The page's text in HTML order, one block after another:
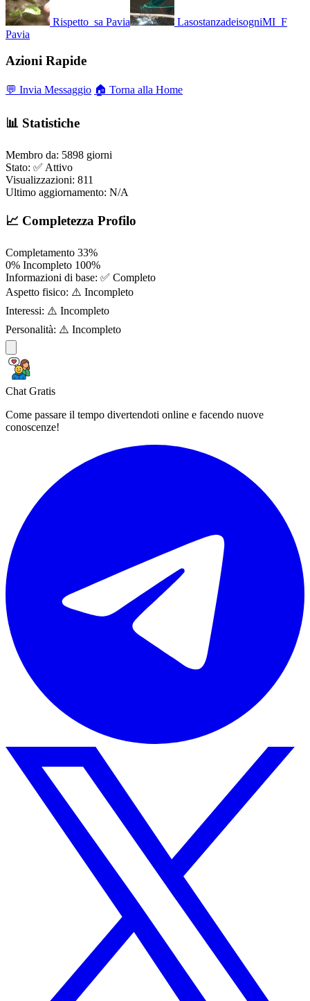
Rispetto_sa Pavia
LasostanzadeisogniMI_F
Pavia
Azioni Rapide
💬 Invia Messaggio 🏠 Torna alla Home
📊 Statistiche
Membro da: 5898 giorni
Stato: ✅ Attivo
Visualizzazioni: 811
Ultimo aggiornamento: N/A
📈 Completezza Profilo
Completamento 33%
0% Incompleto 100%
Informazioni di base: ✅ Completo
Aspetto fisico: ⚠️ Incompleto
Interessi: ⚠️ Incompleto
Personalità: ⚠️ Incompleto
Chat Gratis
Come passare il tempo divertendoti online e facendo nuove
conoscenze!